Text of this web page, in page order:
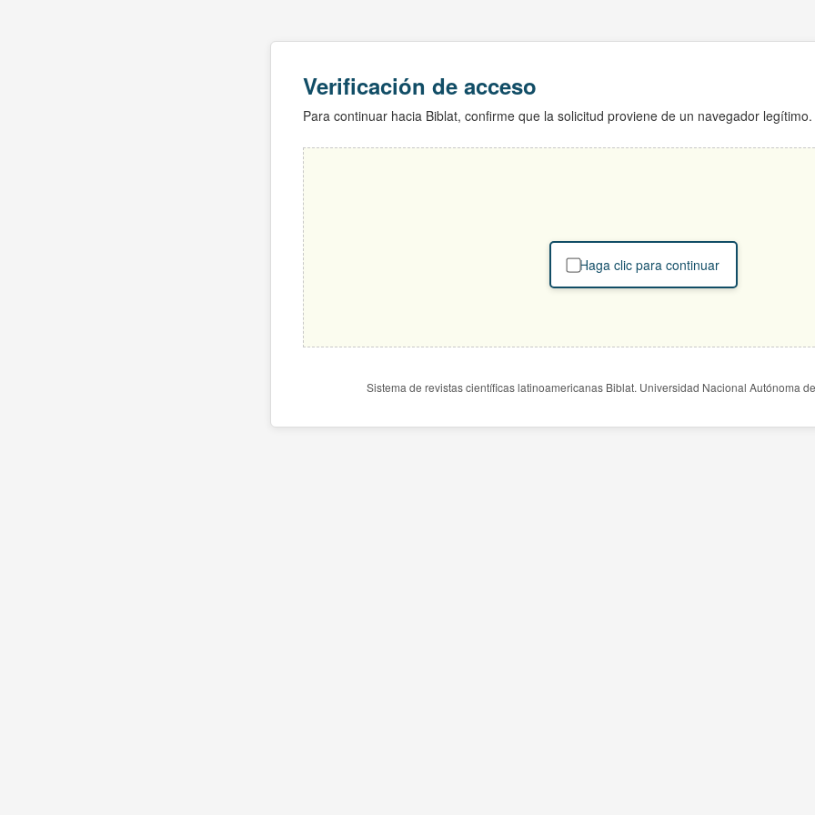
Verificación de acceso
Para continuar hacia Biblat, confirme que la solicitud proviene de un navegador legítimo.
Haga clic para continuar
Sistema de revistas científicas latinoamericanas Biblat. Universidad Nacional Autónoma